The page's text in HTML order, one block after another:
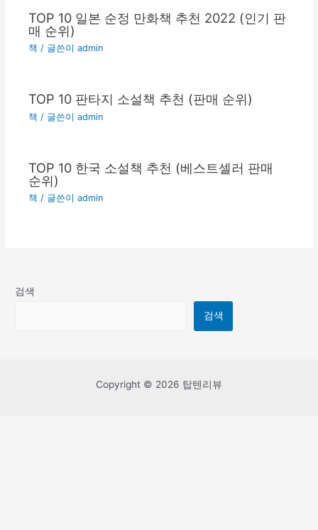
TOP 10 일본 순정 만화책 추천 2022 (인기 판
매 순위)
책 / 글쓴이admin
TOP 10 판타지 소설책 추천 (판매 순위)
책 / 글쓴이admin
TOP 10 한국 소설책 추천 (베스트셀러 판매
순위)
책 / 글쓴이admin
검색
검색
Copyright © 2026 탑텐리뷰